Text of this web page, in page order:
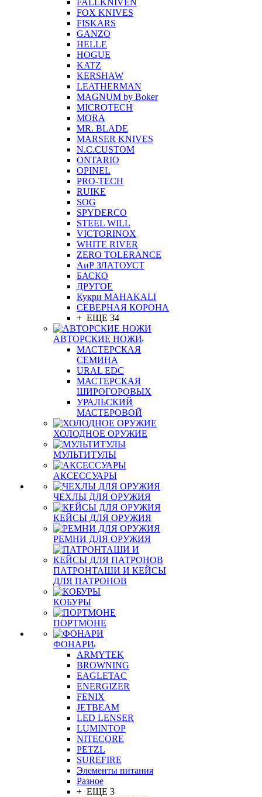
FALLKNIVEN
FOX KNIVES
FISKARS
GANZO
HELLE
HOGUE
KATZ
KERSHAW
LEATHERMAN
MAGNUM by Boker
MICROTECH
MORA
MR. BLADE
MARSER KNIVES
N.C.CUSTOM
ONTARIO
OPINEL
PRO-TECH
RUIKE
SOG
SPYDERCO
STEEL WILL
VICTORINOX
WHITE RIVER
ZERO TOLERANCE
АиР ЗЛАТОУСТ
БАСКО
ДРУГОЕ
Кукри MAHAKALI
СЕВЕРНАЯ КОРОНА
+ ЕЩЕ 34
АВТОРСКИЕ НОЖИ
МАСТЕРСКАЯ
СЕМИНА
URAL EDC
МАСТЕРСКАЯ
ШИРОГОРОВЫХ
УРАЛЬСКИЙ
МАСТЕРОВОЙ
ХОЛОДНОЕ ОРУЖИЕ
МУЛЬТИТУЛЫ
АКСЕССУАРЫ
ЧЕХЛЫ ДЛЯ ОРУЖИЯ
КЕЙСЫ ДЛЯ ОРУЖИЯ
РЕМНИ ДЛЯ ОРУЖИЯ
ПАТРОНТАШИ И КЕЙСЫ
ДЛЯ ПАТРОНОВ
КОБУРЫ
ПОРТМОНЕ
ФОНАРИ
ARMYTEK
BROWNING
EAGLETAC
ENERGIZER
FENIX
JETBEAM
LED LENSER
LUMINTOP
NITECORE
PETZL
SUREFIRE
Элементы питания
Разное
+ ЕЩЕ 3